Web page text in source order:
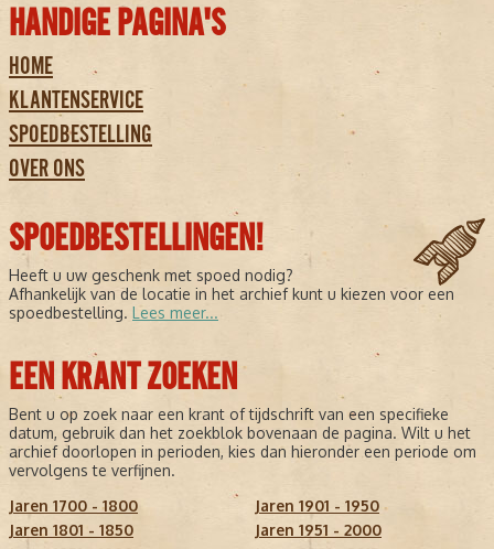
HANDIGE PAGINA'S
HOME
KLANTENSERVICE
SPOEDBESTELLING
OVER ONS
SPOEDBESTELLINGEN!
Heeft u uw geschenk met spoed nodig?
Afhankelijk van de locatie in het archief kunt u kiezen voor een
spoedbestelling. Lees meer...
EEN KRANT ZOEKEN
Bent u op zoek naar een krant of tijdschrift van een specifieke
datum, gebruik dan het zoekblok bovenaan de pagina. Wilt u het
archief doorlopen in perioden, kies dan hieronder een periode om
vervolgens te verfijnen.
Jaren 1700 - 1800
Jaren 1801 - 1850
Jaren 1901 - 1950
Jaren 1951 - 2000